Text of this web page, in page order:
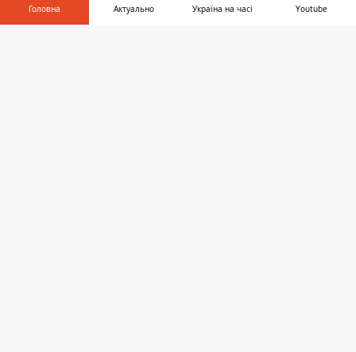
Світ
Головна Актуально Україна на часі Youtube